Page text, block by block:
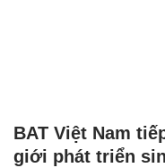
BAT Việt Nam
giới phát triển